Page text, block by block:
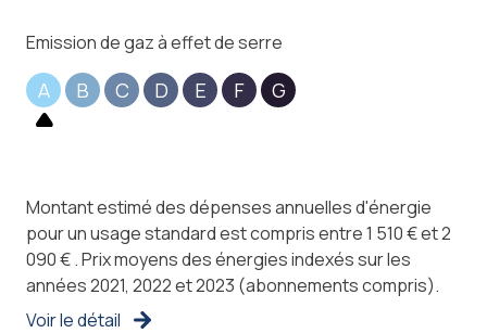
Emission de gaz à effet de serre
A B C D E F G
Montant estimé des dépenses annuelles d'énergie
pour un usage standard est compris entre 1 510 € et 2
090 € . Prix moyens des énergies indexés sur les
années 2021, 2022 et 2023 (abonnements compris).
Voir le détail